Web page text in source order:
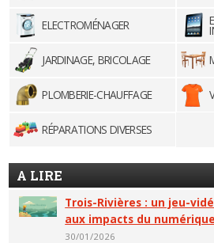
ELECTROMÉNAGER
JARDINAGE, BRICOLAGE
PLOMBERIE-CHAUFFAGE
RÉPARATIONS DIVERSES
A LIRE
Trois-Rivières : un jeu-
aux impacts du numérique
30/01/2026